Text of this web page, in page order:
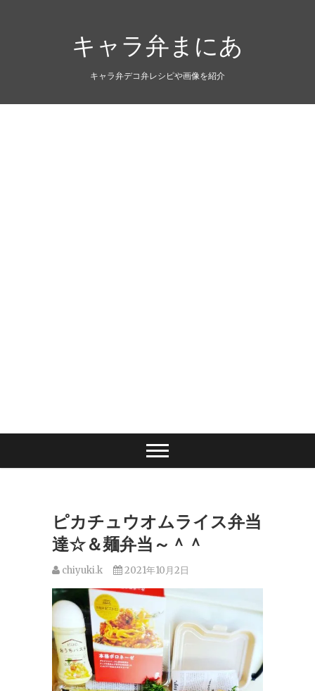
キャラ弁まにあ
キャラ弁デコ弁レシピや画像を紹介
ピカチュウオムライス弁当
達☆＆麺弁当～＾＾
chiyuki.k 2021年10月2日